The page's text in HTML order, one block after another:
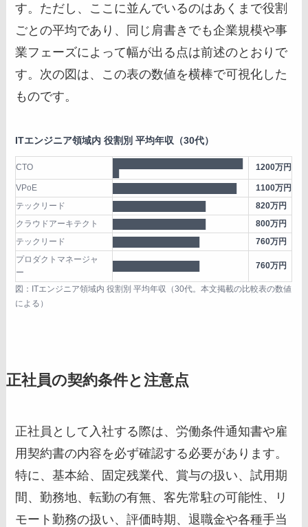
す。ただし、ここに並んでいるのはあくまで役割
ごとの平均であり、同じ肩書きでも企業規模や事
業フェーズによって幅が出る点は前述のとおりで
す。次の図は、この表の数値を横棒で可視化した
ものです。
ITエンジニア領域内 役割別 平均年収（30代）
CTO
█
1200万円
VPoE
1100万円
テックリード
820万円
クラウドアーキテクト
800万円
テックリード
760万円
プロダクトマネージャ
ー
760万円
図：ITエンジニア領域内 役割別 平均年収（30代。本文掲載の比較表の数値
による）
正社員の契約条件と注意点
正社員として入社する際は、労働条件通知書や雇
用契約書の内容を必ず確認する必要があります。
特に、基本給、固定残業代、賞与の扱い、試用期
間、勤務地、転勤の有無、客先常駐の可能性、リ
モート勤務の扱い、評価時期、退職金や各種手当